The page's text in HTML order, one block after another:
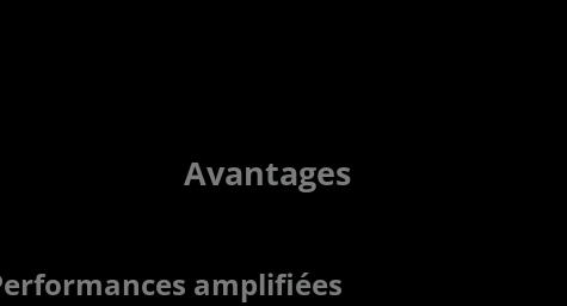
Avantages
amplifiées